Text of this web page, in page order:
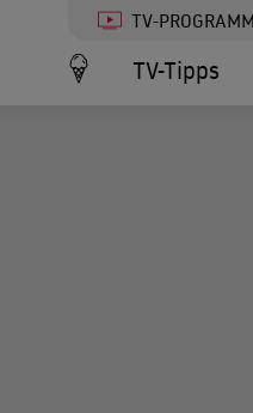
TV-PROGRAMM
TV-Tipps